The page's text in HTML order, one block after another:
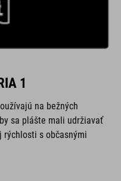
1
na bežných
sa plášte mali udržiavať
s občasnými